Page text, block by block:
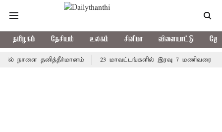
தமிழகம் தேசியம் உலகம் சினிமா விளையாட்டு
தனித்தீர்மானம் 23 மாவட்டங்களில் இரவு 7 மணிவரை மழை